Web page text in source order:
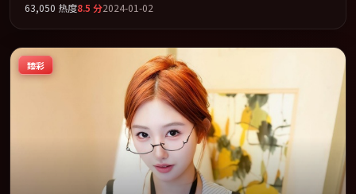
骨架，在叙事、表演与视听上力求统一。定于 2024-09-23 在内地院
线及主流平台同步亮相，2024 年度话题片中口碑稳健，适合喜欢强
情节与人物弧光的观众完整观看。
63,050 热度8.5 分2024-01-02
臻彩